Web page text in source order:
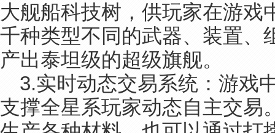
大舰船科技树，供玩家在游戏
千种类型不同的武器、装置、
产出泰坦级的超级旗舰。
3.实时动态交易系统：游戏
支撑全星系玩家动态自主交易